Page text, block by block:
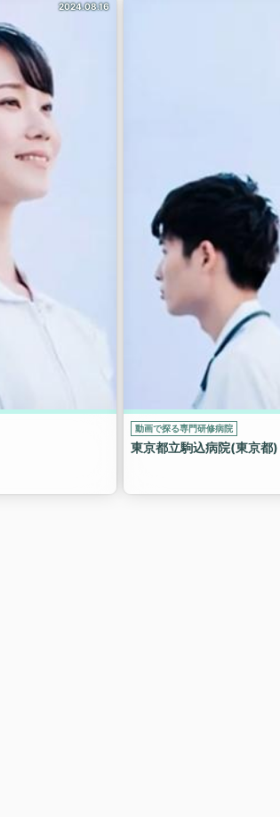
2024.08.16
動画で探る専門研修病院